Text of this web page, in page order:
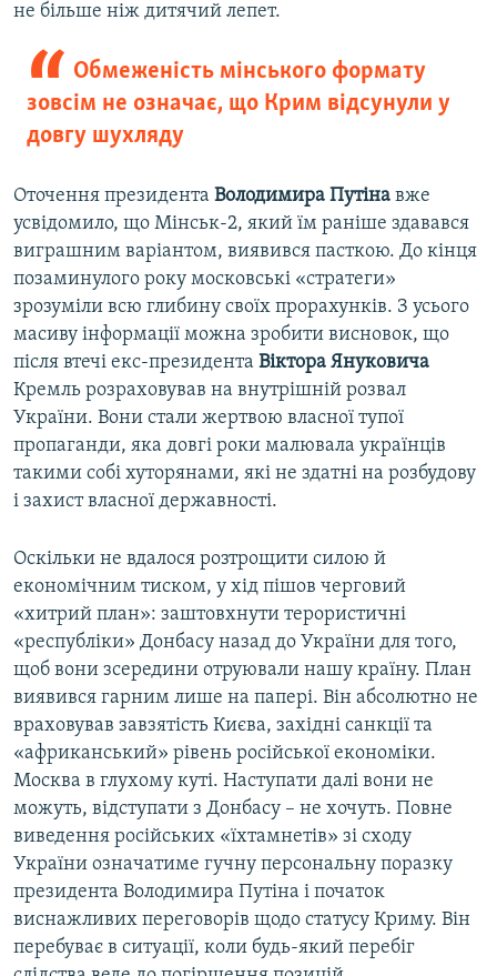
не більше ніж дитячий лепет.
Обмеженість мінського формату
зовсім не означає, що Крим відсунули у
довгу шухляду
Оточення президента Володимира Путіна вже
усвідомило, що Мінськ-2, який їм раніше здавався
виграшним варіантом, виявився пасткою. До кінця
позаминулого року московські «стратеги»
зрозуміли всю глибину своїх прорахунків. З усього
масиву інформації можна зробити висновок, що
після втечі екс-президента Віктора Януковича
Кремль розраховував на внутрішній розвал
України. Вони стали жертвою власної тупої
пропаганди, яка довгі роки малювала українців
такими собі хуторянами, які не здатні на розбудову
і захист власної державності.
Оскільки не вдалося розтрощити силою й
економічним тиском, у хід пішов черговий
«хитрий план»: заштовхнути терористичні
«республіки» Донбасу назад до України для того,
щоб вони зсередини отруювали нашу країну. План
виявився гарним лише на папері. Він абсолютно не
враховував завзятість Києва, західні санкції та
«африканський» рівень російської економіки.
Москва в глухому куті. Наступати далі вони не
можуть, відступати з Донбасу – не хочуть. Повне
виведення російських «їхтамнетів» зі сходу
України означатиме гучну персональну поразку
президента Володимира Путіна і початок
виснажливих переговорів щодо статусу Криму. Він
перебуває в ситуації, коли будь-який перебіг